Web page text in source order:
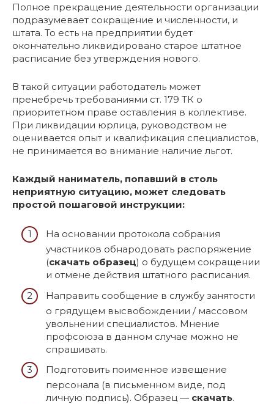
Полное прекращение деятельности организации
подразумевает сокращение и численности, и
штата. То есть на предприятии будет
окончательно ликвидировано старое штатное
расписание без утверждения нового.
В такой ситуации работодатель может
пренебречь требованиями ст. 179 ТК о
приоритетном праве оставления в коллективе.
При ликвидации юрлица, руководством не
оценивается опыт и квалификация специалистов,
не принимается во внимание наличие льгот.
Каждый наниматель, попавший в столь
неприятную ситуацию, может следовать
простой пошаговой инструкции:
На основании протокола собрания
участников обнародовать распоряжение
(скачать образец) о будущем сокращении
и отмене действия штатного расписания.
Направить сообщение в службу занятости
о грядущем высвобождении / массовом
увольнении специалистов. Мнение
профсоюза в данном случае можно не
спрашивать.
Подготовить поименное извещение
персонала (в письменном виде, под
личную подпись). Образец — скачать.